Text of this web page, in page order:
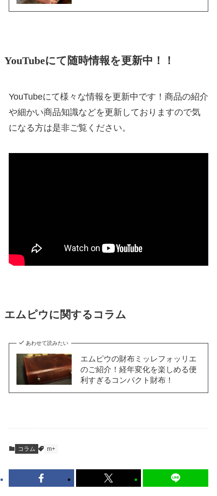
YouTubeにて随時情報を更新中！！
YouTubeにて様々な情報を更新中です！商品の紹介
や細かい商品知識などを更新しておりますので気
になる方は是非ご覧ください。
エムピウに関するコラム
あわせて読みたい
エムピウの財布ミッレフォッリエ
のご紹介！経年変化を楽しめる便
利すぎるコンパクト財布！
コラム m+